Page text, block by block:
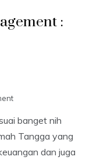
:
banget nih
Tangga yang
dan juga